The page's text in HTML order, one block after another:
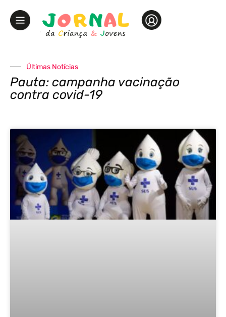
Últimas Notícias
Pauta: campanha vacinação
contra covid-19